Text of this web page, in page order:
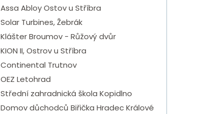
Assa Abloy Ostov u Stříbra
Solar Turbines, Žebrák
Klášter Broumov - Růžový dvůr
KION II, Ostrov u Stříbra
Continental Trutnov
OEZ Letohrad
Střední zahradnická škola Kopidlno
Domov důchodců Biřička Hradec Králové